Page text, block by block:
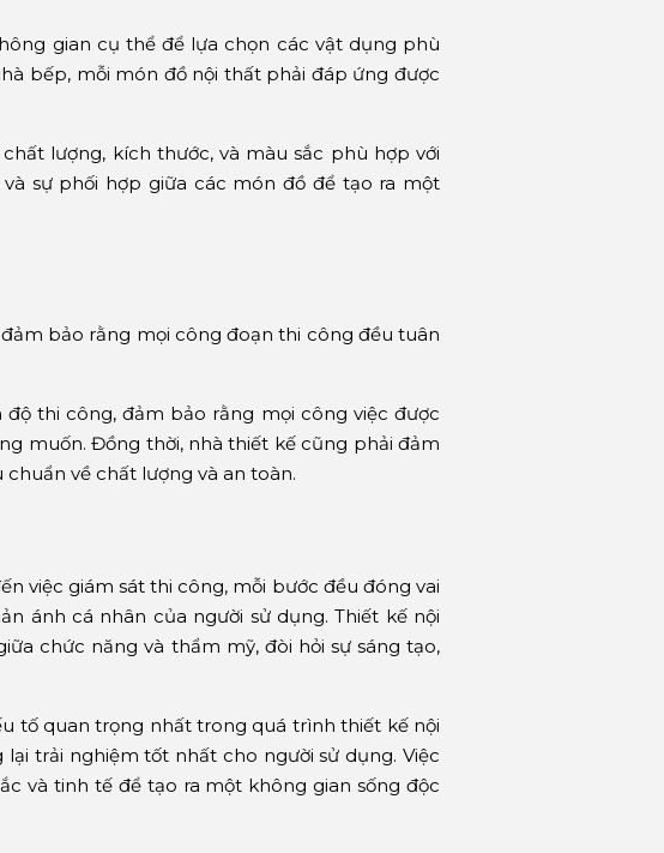
gian cụ thể để lựa chọn các vật dụng phù
bếp, mỗi món đồ nội thất phải đáp ứng được
lượng, kích thước, và màu sắc phù hợp với
sự phối hợp giữa các món đồ để tạo ra một
bảo rằng mọi công đoạn thi công đều tuân
thi công, đảm bảo rằng mọi công việc được
muốn. Đồng thời, nhà thiết kế cũng phải đảm
về chất lượng và an toàn.
việc giám sát thi công, mỗi bước đều đóng vai
ánh cá nhân của người sử dụng. Thiết kế nội
chức năng và thẩm mỹ, đòi hỏi sự sáng tạo,
tố quan trọng nhất trong quá trình thiết kế nội
trải nghiệm tốt nhất cho người sử dụng. Việc
và tinh tế để tạo ra một không gian sống độc